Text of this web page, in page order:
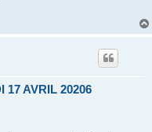
17 AVRIL 20206